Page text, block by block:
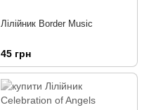
Лілійник Border Music
45 грн